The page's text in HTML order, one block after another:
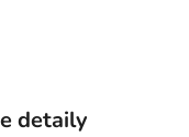
detaily